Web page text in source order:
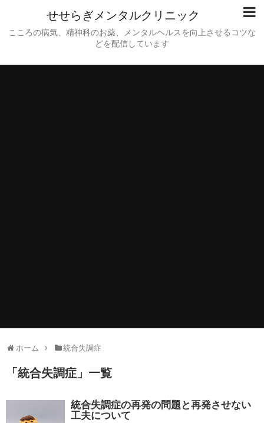
せせらぎメンタルクリニック
こころの病気、精神科のお薬、メンタルヘルスを向上させるコツな
どを配信しています
ホーム 統合失調症
「 統合失調症 」 一覧
統合失調症の再発の問題と再発させない
工夫について